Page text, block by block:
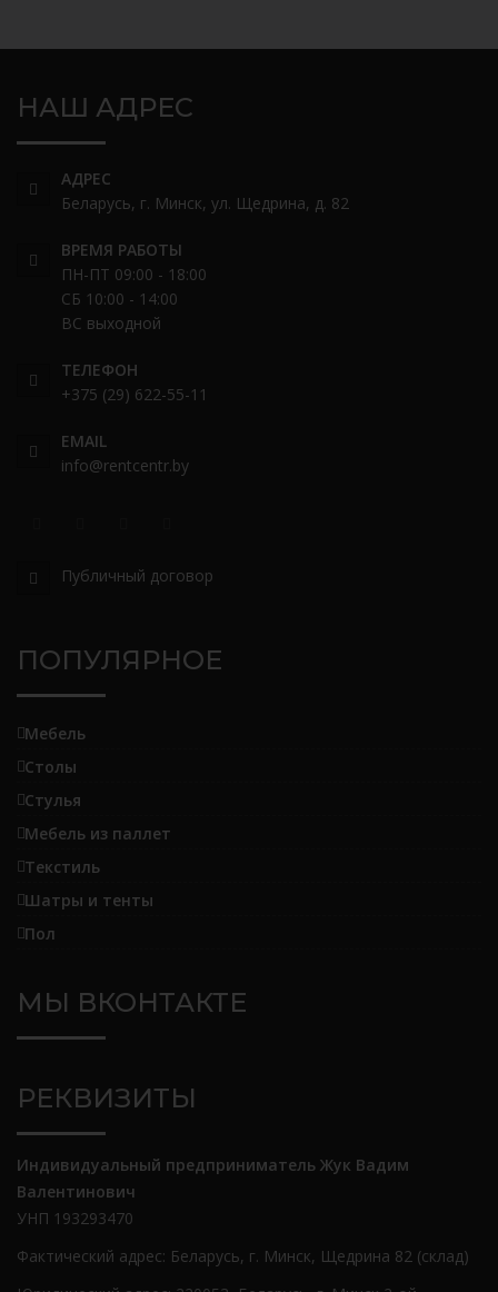
НАШ АДРЕС
АДРЕС
Беларусь, г. Минск, ул. Щедрина, д. 82
ВРЕМЯ РАБОТЫ
ПН-ПТ 09:00 - 18:00
СБ 10:00 - 14:00
ВС выходной
ТЕЛЕФОН
+375 (29) 622-55-11
EMAIL
info@rentcentr.by
Публичный договор
ПОПУЛЯРНОЕ
Мебель
Столы
Стулья
Мебель из паллет
Текстиль
Шатры и тенты
Пол
МЫ ВКОНТАКТЕ
РЕКВИЗИТЫ
Индивидуальный предприниматель Жук Вадим
Валентинович
УНП 193293470
Фактический адрес: Беларусь, г. Минск, Щедрина 82 (склад)